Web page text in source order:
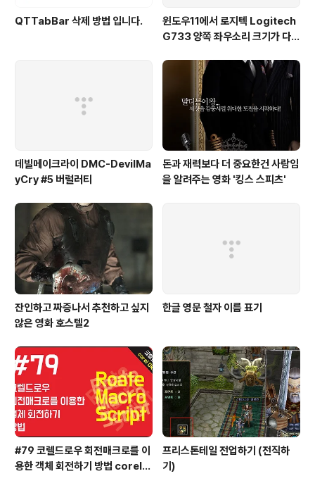
QTTabBar 삭제 방법 입니다.
윈도우11에서 로지텍 Logitech
G733 양쪽 좌우소리 크기가 다르
게 들려요!)
데빌메이크라이 DMC-DevilMa
yCry #5 버럴러티
돈과 재력보다 더 중요한건 사람임
을 알려주는 영화 '킹스 스피츠'
잔인하고 짜증나서 추천하고 싶지
않은 영화 호스텔2
한글 영문 철자 이름 표기
#79 코렐드로우 회전매크로를 이
용한 객체 회전하기 방법 coreld
프리스톤테일 전업하기 (전직하
기)